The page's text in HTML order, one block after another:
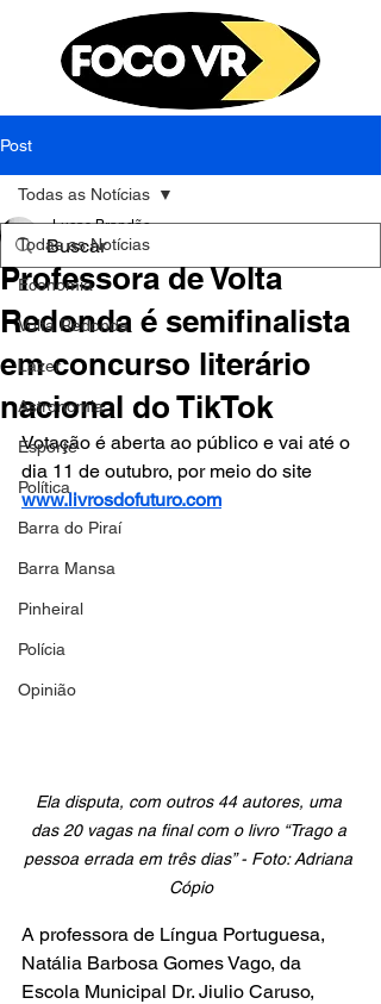
Post
Todas as Notícias
Economia
Volta Redonda
Lazer
Astronomia
Esporte
Política
Barra do Piraí
Barra Mansa
Pinheiral
Polícia
Opinião
Todas as Notícias
Professora de Volta
Redonda é semifinalista
em concurso literário
nacional do TikTok
Lucas Brandão
7 de out. de 2025
Votação é aberta ao público e vai até o
dia 11 de outubro, por meio do site
www.livrosdofuturo.com
Ela disputa, com outros 44 autores, uma
das 20 vagas na final com o livro “Trago a
pessoa errada em três dias” - Foto: Adriana
Cópio
A professora de Língua Portuguesa,
Natália Barbosa Gomes Vago, da
Escola Municipal Dr. Jiulio Caruso,